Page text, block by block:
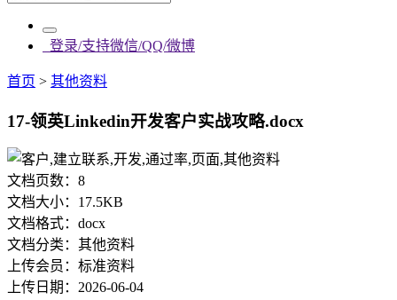
登录/支持微信/QQ/微博
首页 > 其他资料
17-领英Linkedin开发客户实战攻略.docx
文档页数： 8
文档大小： 17.5KB
文档格式： docx
文档分类： 其他资料
上传会员： 标准资料
上传日期： 2026-06-04